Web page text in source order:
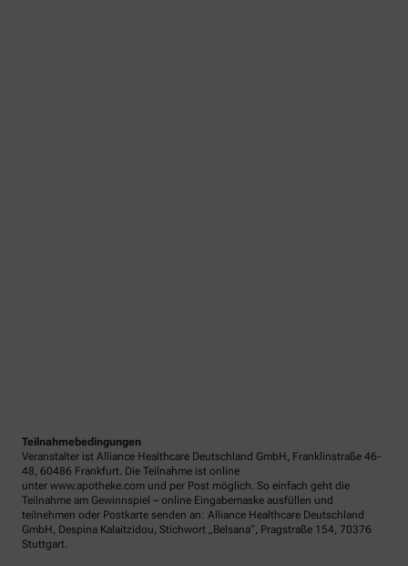
Teilnahmebedingungen
Veranstalter ist Alliance Healthcare Deutschland GmbH, Franklinstraße 46-
48, 60486 Frankfurt. Die Teilnahme ist online
unter www.apotheke.com und per Post möglich. So einfach geht die
Teilnahme am Gewinnspiel – online Eingabemaske ausfüllen und
teilnehmen oder Postkarte senden an: Alliance Healthcare Deutschland
GmbH, Despina Kalaitzidou, Stichwort „Belsana“, Pragstraße 154, 70376
Stuttgart.